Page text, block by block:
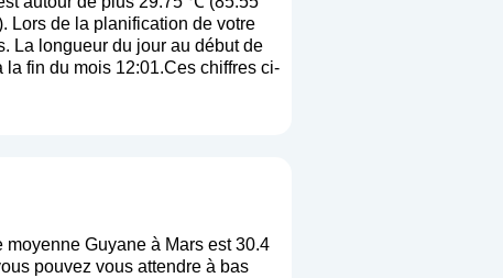
Lors de la planification de votre
La longueur du jour au début de
fin du mois 12:01.Ces chiffres ci-
Guyane à Mars est 30.4
pouvez vous attendre à bas